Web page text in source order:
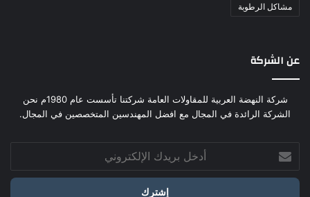
مشاكل الرطوبة
عن الشركة
شركة النهضة العربية للمقاولات العامة شركتنا تأسست عام 1980م نحن
الشركة الرائدة في المجال مع افضل المهندسين المتخصصين في المجال.
بريدك
الإلكتروني